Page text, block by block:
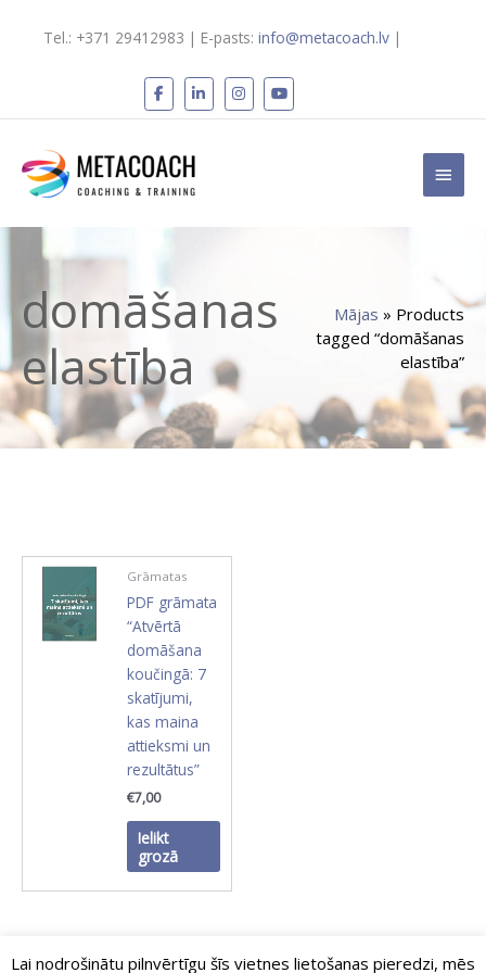
Tel.: +371 29412983 | E-pasts: info@metacoach.lv|
Main
domāšanas
elastība
Mājas » Products
tagged “domāšanas
elastība”
Grāmatas
PDF grāmata
“Atvērtā
domāšana
koučingā: 7
skatījumi,
kas maina
attieksmi un
rezultātus”
€7,00
Ielikt
grozā
Lai nodrošinātu pilnvērtīgu šīs vietnes lietošanas pieredzi, mēs